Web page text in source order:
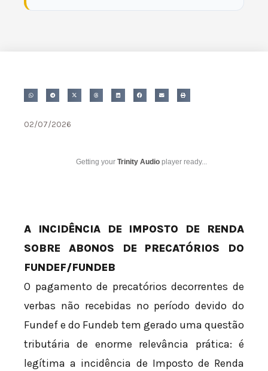
02/07/2026
Getting your Trinity Audio player ready...
A INCIDÊNCIA DE IMPOSTO DE RENDA
SOBRE ABONOS DE PRECATÓRIOS DO
FUNDEF/FUNDEB
O pagamento de precatórios decorrentes de
verbas não recebidas no período devido do
Fundef e do Fundeb tem gerado uma questão
tributária de enorme relevância prática: é
legítima a incidência de Imposto de Renda